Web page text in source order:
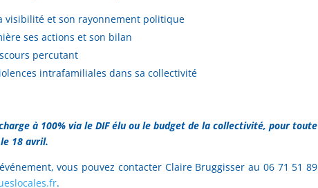
visibilité et son rayonnement politique
ses actions et son bilan
percutant
intrafamiliales dans sa collectivité
à 100% via le DIF élu ou le budget de la collectivité, pour toute
18 avril.
vous pouvez contacter Claire Bruggisser au 06 71 51 89
.